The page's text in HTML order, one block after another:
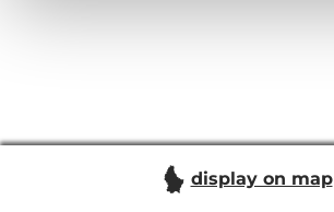
display on map